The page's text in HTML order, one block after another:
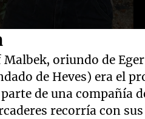
Malbek, oriundo de
de Heves) era el
de una compañía
recorría con